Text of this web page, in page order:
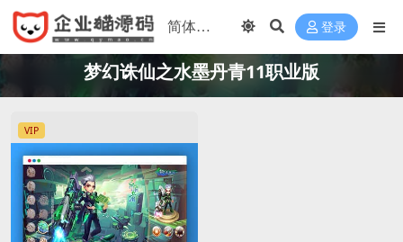
登录
梦幻诛仙之水墨丹青11职业版
VIP